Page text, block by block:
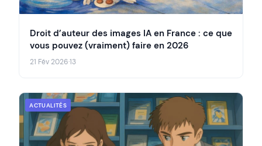
Droit d’auteur des images IA en France : ce que
vous pouvez (vraiment) faire en 2026
21 Fév 2026·13
ACTUALITÉS